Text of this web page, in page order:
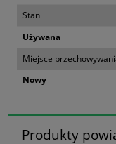
Stan
Używana
Miejsce
Nowy
Produkty